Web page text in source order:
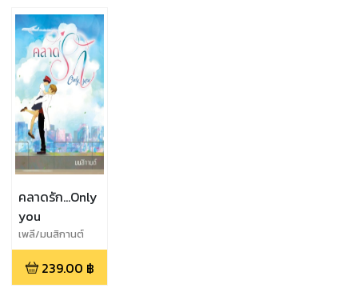
คลาดรัก...Only
you
เพลี/มนสิกานต์
239.00 ฿